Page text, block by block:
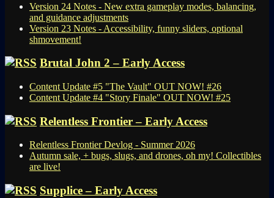
Version 24 Notes - New extra gameplay modes, balancing,
and guidance adjustments
Version 23 Notes - Accessibility, funny sliders, optional
shmovement!
Brutal John 2 – Early Access
Content Update #5 "The Vault" OUT NOW! #26
Content Update #4 "Story Finale" OUT NOW! #25
Relentless Frontier – Early Access
Relentless Frontier Devlog - Summer 2026
Autumn sale, + bugs, slugs, and drones, oh my! Collectibles
are live!
Supplice – Early Access